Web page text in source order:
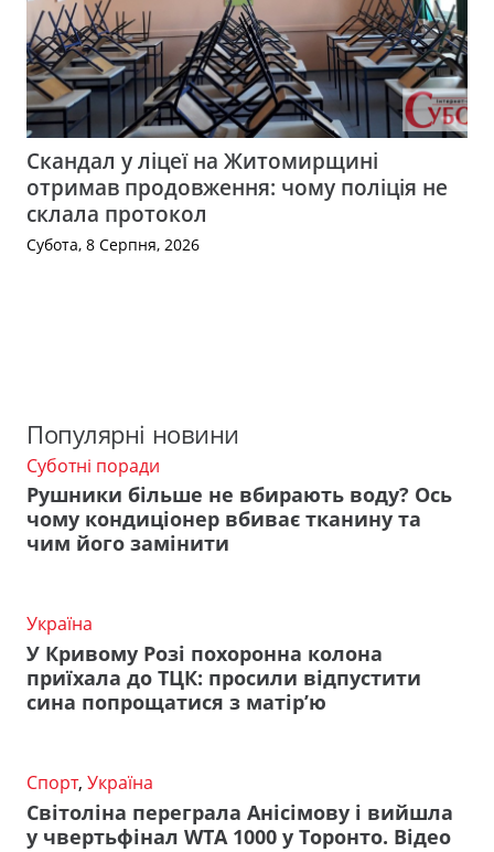
Скандал у ліцеї на Житомирщині
отримав продовження: чому поліція не
склала протокол
Субота, 8 Серпня, 2026
Популярні новини
Суботні поради
Рушники більше не вбирають воду? Ось
чому кондиціонер вбиває тканину та
чим його замінити
Україна
У Кривому Розі похоронна колона
приїхала до ТЦК: просили відпустити
сина попрощатися з матір’ю
Спорт, Україна
Світоліна переграла Анісімову і вийшла
у чвертьфінал WTA 1000 у Торонто. Відео